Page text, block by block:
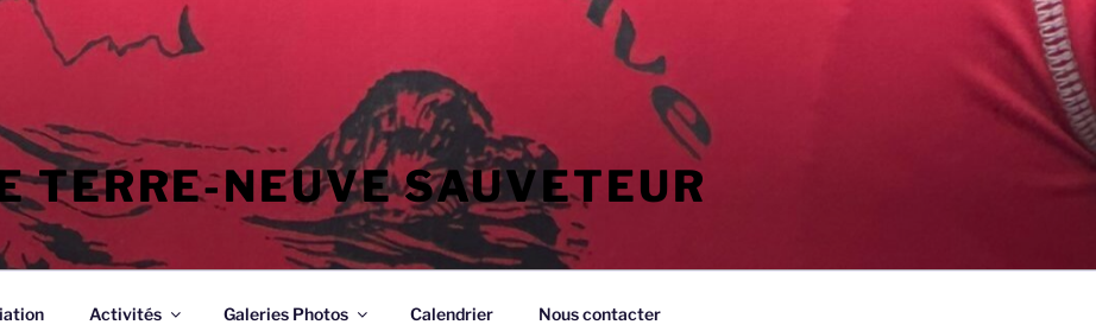
TERRE-NEUVE SAUVETEUR
Activités Galeries Photos Calendrier Nous contacter